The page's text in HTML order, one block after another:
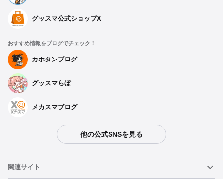
グッスマ公式ショップX
おすすめ情報をブログでチェック！
カホタンブログ
グッスマらぼ
メカスマブログ
他の公式SNSを見る
関連サイト